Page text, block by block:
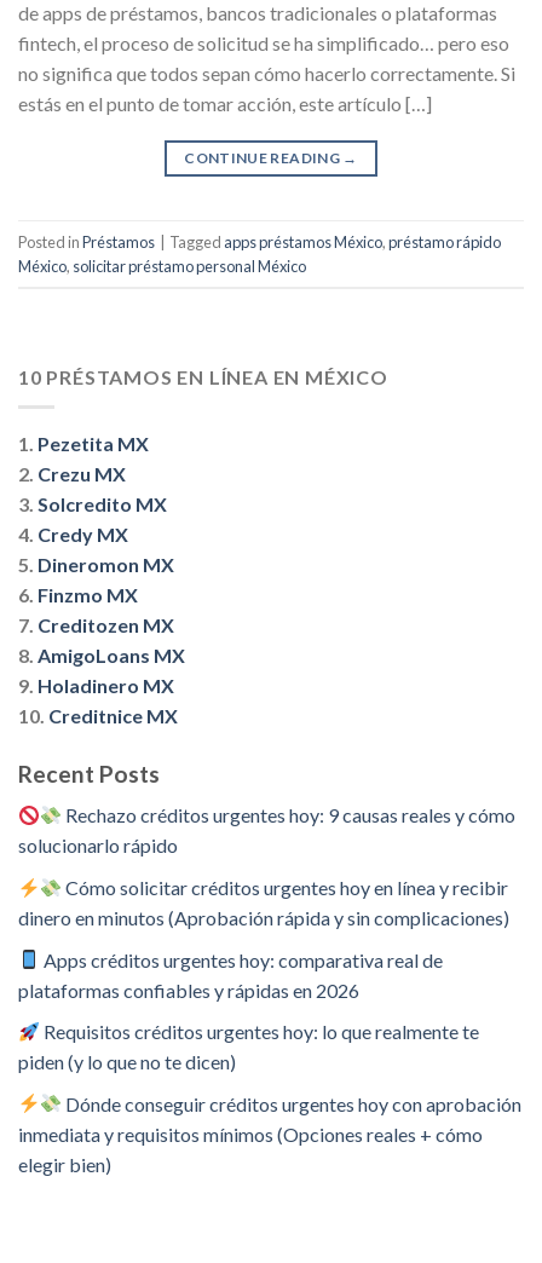
de apps de préstamos, bancos tradicionales o plataformas
fintech, el proceso de solicitud se ha simplificado… pero eso
no significa que todos sepan cómo hacerlo correctamente. Si
estás en el punto de tomar acción, este artículo […]
CONTINUE READING →
Posted inPréstamos Tagged apps préstamos México,préstamo rápido
México, solicitar préstamo personal México
10 PRÉSTAMOS EN LÍNEA EN MÉXICO
1. Pezetita MX
2. Crezu MX
3. Solcredito MX
4. Credy MX
5. Dineromon MX
6. Finzmo MX
7. Creditozen MX
8. AmigoLoans MX
9. Holadinero MX
10. Creditnice MX
Recent Posts
Rechazo créditos urgentes hoy: 9 causas reales y cómo
solucionarlo rápido
Cómo solicitar créditos urgentes hoy en línea y recibir
dinero en minutos (Aprobación rápida y sin complicaciones)
Apps créditos urgentes hoy: comparativa real de
plataformas confiables y rápidas en 2026
Requisitos créditos urgentes hoy: lo que realmente te
piden (y lo que no te dicen)
Dónde conseguir créditos urgentes hoy con aprobación
inmediata y requisitos mínimos (Opciones reales + cómo
elegir bien)